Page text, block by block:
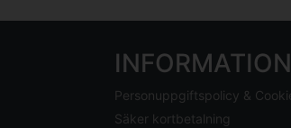
INFORMATION
Personuppgiftspolicy &
Säker kortbetalning